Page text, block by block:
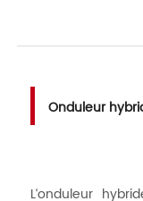
Onduleur
L‘onduleur